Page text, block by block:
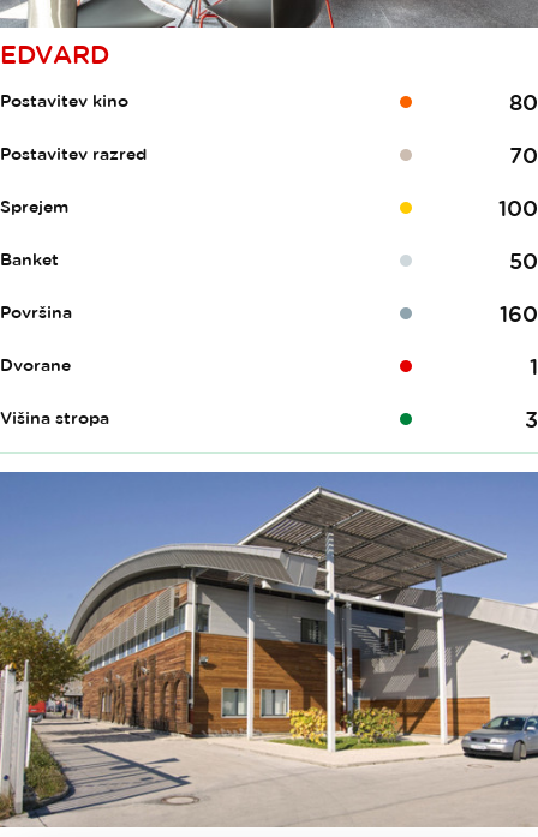
EDVARD
Postavitev kino 80
Postavitev razred 70
Sprejem 100
Banket 50
Površina 160
Dvorane 1
Višina stropa 3